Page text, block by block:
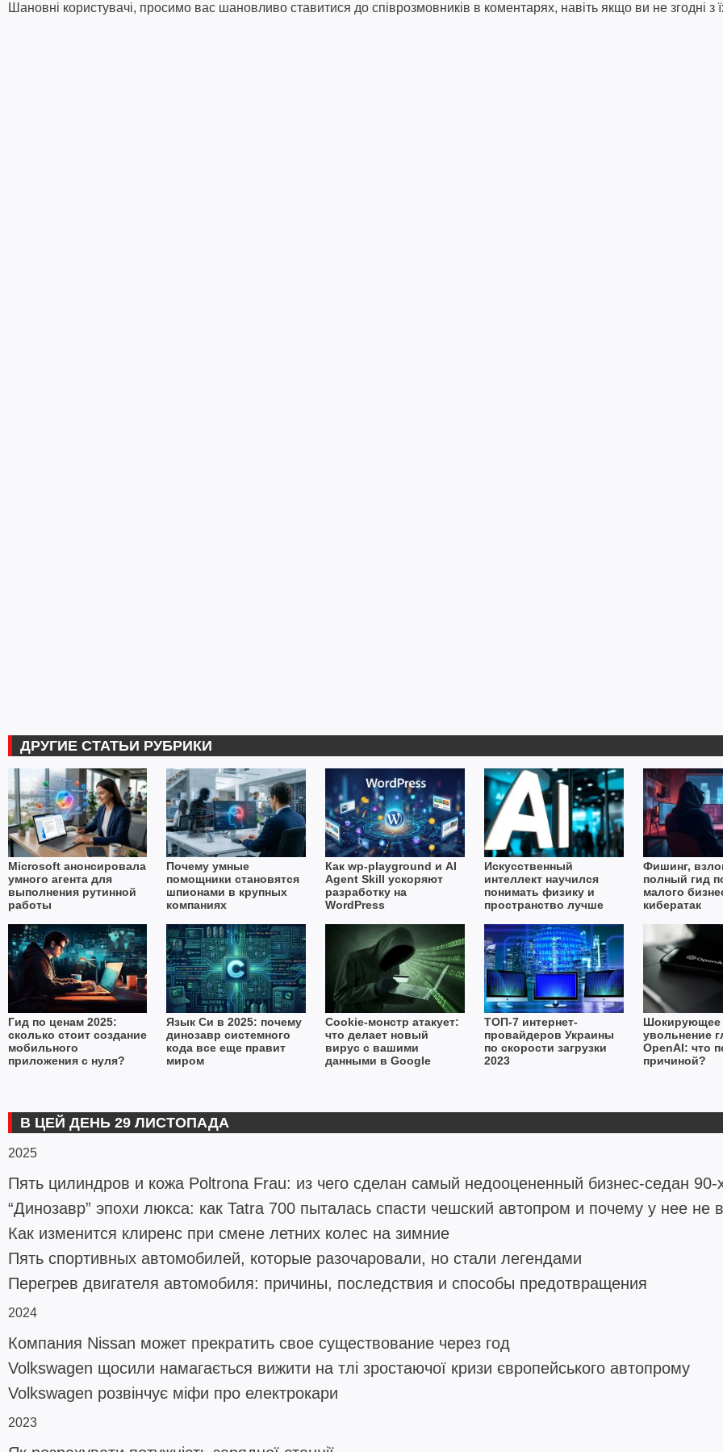
Шановні користувачі, просимо вас шановливо ставитися до співрозмовників в коментарях, навіть якщо ви не згодні з
ДРУГИЕ СТАТЬИ РУБРИКИ
Microsoft анонсировала
умного агента для
выполнения рутинной
работы
Почему умные
помощники становятся
шпионами в крупных
компаниях
Как wp-playground и AI
Agent Skill ускоряют
разработку на
WordPress
Искусственный
интеллект научился
понимать физику и
пространство лучше
Фишинг,
полный гид
малого
кибератак
Гид по ценам 2025:
сколько стоит создание
мобильного
приложения с нуля?
Язык Си в 2025: почему
динозавр системного
кода все еще правит
миром
Cookie-монстр атакует:
что делает новый
вирус с вашими
данными в Google
ТОП-7 интернет-
провайдеров Украины
по скорости загрузки
2023
Шокирующее
увольнение
OpenAI: что
причиной?
В ЦЕЙ ДЕНЬ 29 ЛИСТОПАДА
2025
Пять цилиндров и кожа Poltrona Frau: из чего сделан самый недооцененный бизнес-седан 90-
“Динозавр” эпохи люкса: как Tatra 700 пыталась спасти чешский автопром и почему у нее не
Как изменится клиренс при смене летних колес на зимние
Пять спортивных автомобилей, которые разочаровали, но стали легендами
Перегрев двигателя автомобиля: причины, последствия и способы предотвращения
2024
Компания Nissan может прекратить свое существование через год
Volkswagen щосили намагається вижити на тлі зростаючої кризи європейського автопрому
Volkswagen розвінчує міфи про електрокари
2023